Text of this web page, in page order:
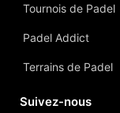
Tournois de Padel
Padel Addict
Terrains de Padel
Suivez-nous